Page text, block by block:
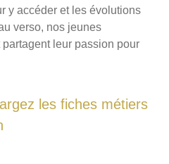
de France des métiers
y accéder et les évolutions
verso, nos jeunes
leur passion pour
les fiches métiers